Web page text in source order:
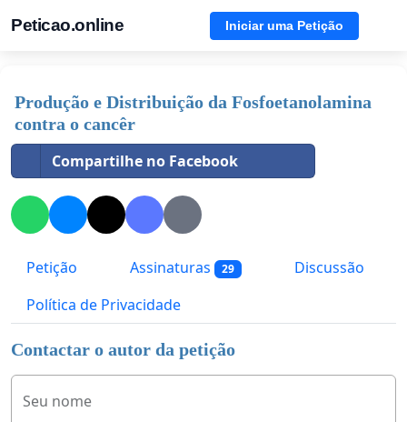
Peticao.online Iniciar uma Petição
Produção e Distribuição da Fosfoetanolamina
contra o cancêr
Compartilhe no Facebook
Petição Assinaturas 29
Discussão
Política de Privacidade
Contactar o autor da petição
Seu nome